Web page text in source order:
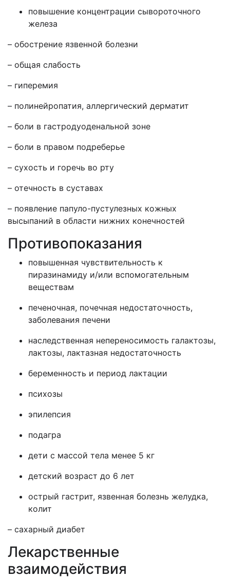
повышение концентрации сывороточного
железа
– обострение язвенной болезни
– общая слабость
– гиперемия
– полинейропатия, аллергический дерматит
– боли в гастродуоденальной зоне
– боли в правом подреберье
– сухость и горечь во рту
– отечность в суставах
– появление папуло-пустулезных кожных
высыпаний в области нижних конечностей
Противопоказания
повышенная чувствительность к
пиразинамиду и/или вспомогательным
веществам
печеночная, почечная недостаточность,
заболевания печени
наследственная непереносимость галактозы,
лактозы, лактазная недостаточность
беременность и период лактации
психозы
эпилепсия
подагра
дети с массой тела менее 5 кг
детский возраст до 6 лет
острый гастрит, язвенная болезнь желудка,
колит
– сахарный диабет
Лекарственные
взаимодействия